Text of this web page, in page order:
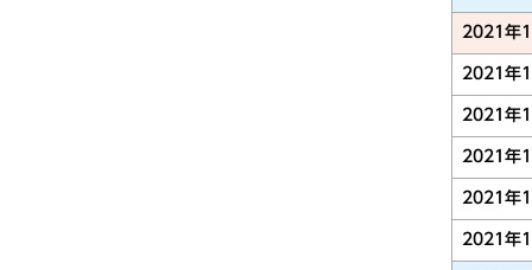
2021年
2021年
2021年
2021年
2021年
2021年